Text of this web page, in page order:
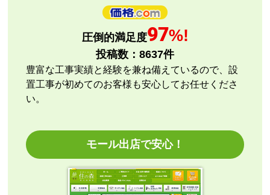
予定の期日までに商品が届きましたか？
商品の梱包は必要十分なものでしたか？
またこのショップを利用したいですか？
いいえ
時期】2026年07月頃
商品購入から入金連絡、工事日の指定、決定、商品の
到着等はスムーズでした。
価格は再安値に近かったので住の森で注文しました
圧倒的満足度97%!
投稿数： 8637件
豊富な工事実績と経験を兼ね備えているので、設
置工事が初めてのお客様も安心してお任せくださ
い。
モール出店で安心！